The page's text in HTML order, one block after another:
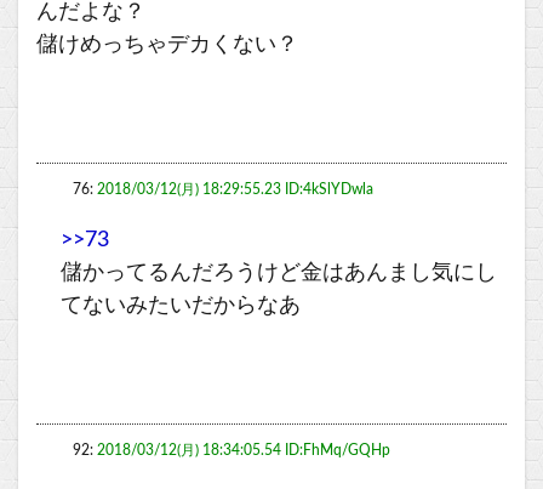
んだよな？
儲けめっちゃデカくない？
76: 2018/03/12(月) 18:29:55.23 ID:4kSlYDwla
>>73
儲かってるんだろうけど金はあんまし気にし
てないみたいだからなあ
92: 2018/03/12(月) 18:34:05.54 ID:FhMq/GQHp